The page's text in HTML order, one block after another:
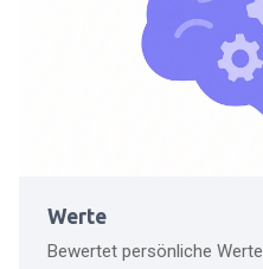
Werte
Bewertet persönliche